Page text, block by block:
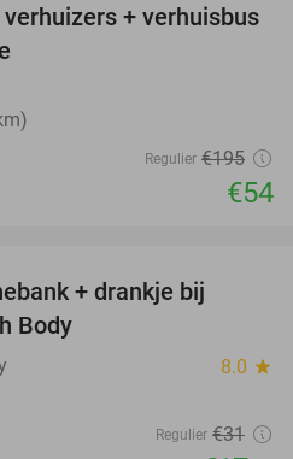
72%
+ verhuisbus
Regulier €195
€54
+ drankje bij
Body
8.0 star
Regulier €31